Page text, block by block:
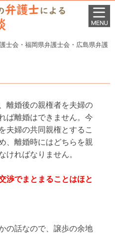
士会・福岡県弁護士会・広島県弁護
離婚後の親権者を夫婦の
ば離婚はできません。今
夫婦の共同親権とするこ
、離婚時にはどちらを親
ければなりません。
渉でまとまることはほと
の話なので、譲歩の余地